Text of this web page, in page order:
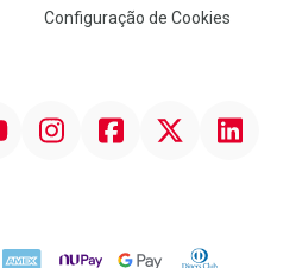
Configuração de Cookies
InstagramFacebookTwitter Linkedin
AMEX NuPay Google PayDiners Club